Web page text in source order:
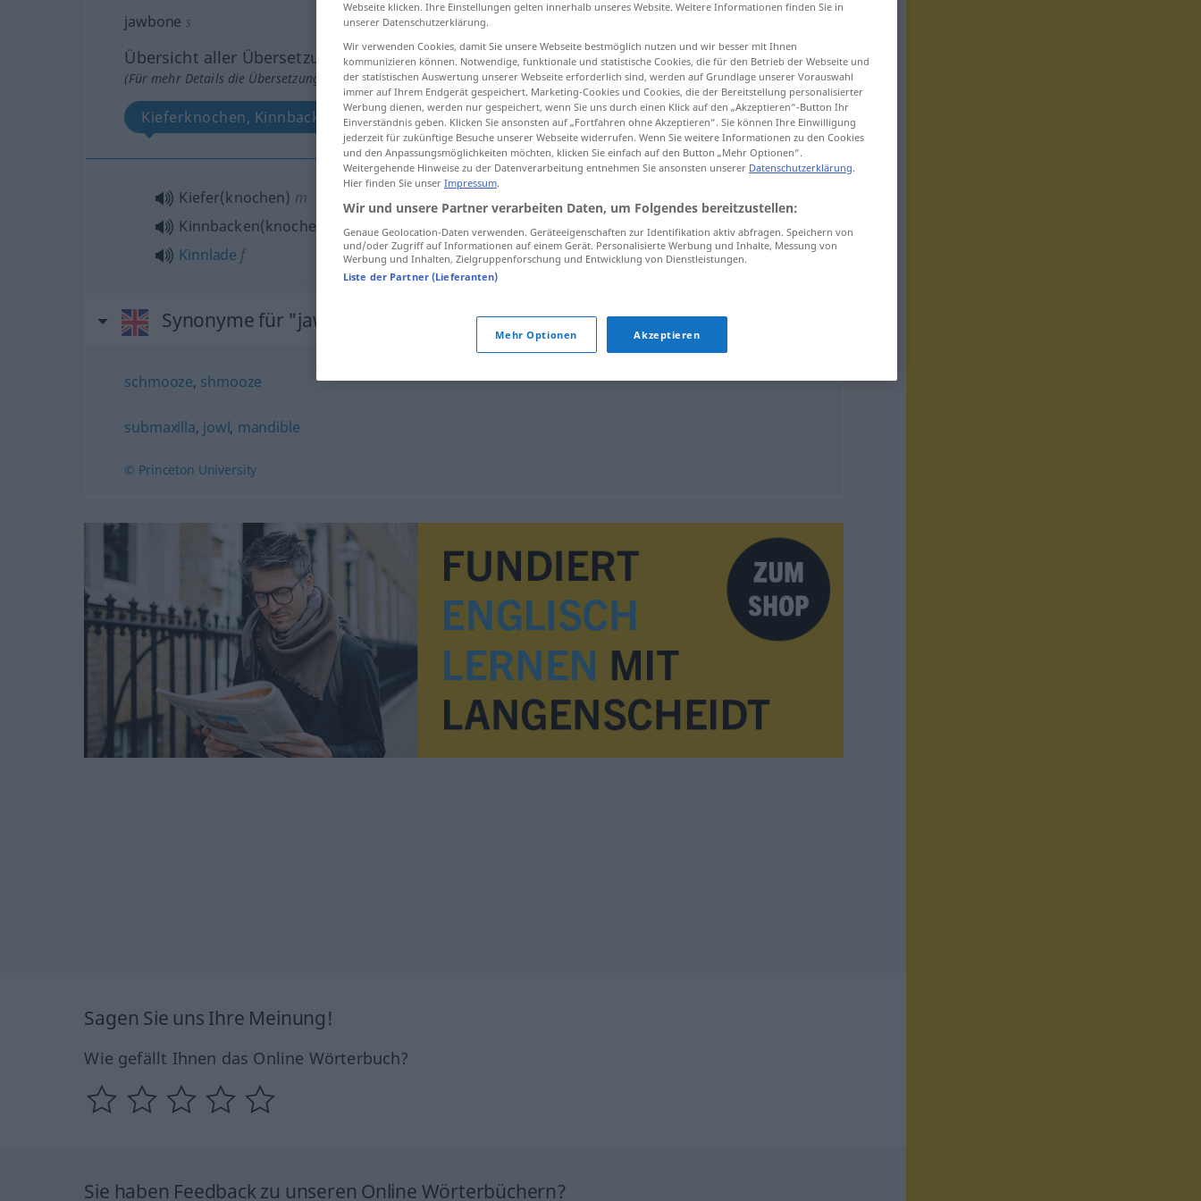
jawbone s
Übersicht aller Übersetzungen
(Für mehr Details die Übersetzung anklicken/antippen)
Kieferknochen, Kinnbackenknochen, Kinnlade
Kiefer(knochen) m
Kinnbacken(knochen)
m
Kinnlade f
Synonyme für "jawbone"
schmooze, shmooze
submaxilla, jowl, mandible
© Princeton University
Sagen Sie uns Ihre Meinung!
Wie gefällt Ihnen das Online Wörterbuch?
Sie haben Feedback zu unseren Online Wörterbüchern?
Webseite klicken. Ihre Einstellungen gelten innerhalb unseres Website. Weitere Informationen finden Sie in
unserer Datenschutzerklärung.
Wir verwenden Cookies, damit Sie unsere Webseite bestmöglich nutzen und wir besser mit Ihnen
kommunizieren können. Notwendige, funktionale und statistische Cookies, die für den Betrieb der Webseite und
der statistischen Auswertung unserer Webseite erforderlich sind, werden auf Grundlage unserer Vorauswahl
immer auf Ihrem Endgerät gespeichert. Marketing-Cookies und Cookies, die der Bereitstellung personalisierter
Werbung dienen, werden nur gespeichert, wenn Sie uns durch einen Klick auf den „Akzeptieren“-Button Ihr
Einverständnis geben. Klicken Sie ansonsten auf „Fortfahren ohne Akzeptieren“. Sie können Ihre Einwilligung
jederzeit für zukünftige Besuche unserer Webseite widerrufen. Wenn Sie weitere Informationen zu den Cookies
und den Anpassungsmöglichkeiten möchten, klicken Sie einfach auf den Button „Mehr Optionen“.
Weitergehende Hinweise zu der Datenverarbeitung entnehmen Sie ansonsten unserer Datenschutzerklärung.
Hier finden Sie unser Impressum.
Wir und unsere Partner verarbeiten Daten, um Folgendes bereitzustellen:
Genaue Geolocation-Daten verwenden. Geräteeigenschaften zur Identifikation aktiv abfragen. Speichern von
und/oder Zugriff auf Informationen auf einem Gerät. Personalisierte Werbung und Inhalte, Messung von
Werbung und Inhalten, Zielgruppenforschung und Entwicklung von Dienstleistungen.
Liste der Partner (Lieferanten)
Mehr Optionen Akzeptieren